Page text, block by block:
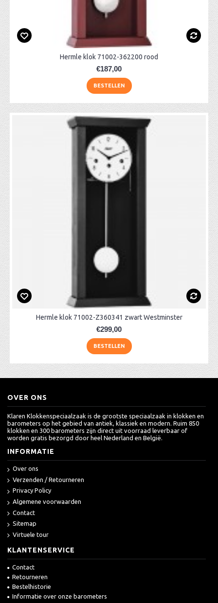
Hermle klok 71002-362200 rood
€187,00
BESTELLEN
Hermle klok 71002-Z360341 zwart Westminster
€299,00
BESTELLEN
OVER ONS
Klaren Klokkenspeciaalzaak is de grootste speciaalzaak in klokken en
barometers op het gebied van antiek, klassiek en modern. Ruim 850
klokken en 300 barometers zijn direct uit voorraad leverbaar of
worden gratis bezorgd door heel Nederland en België.
INFORMATIE
Over ons
Verzenden / Retourneren
Privacy Policy
Algemene voorwaarden
Contact
Sitemap
Virtuele tour
KLANTENSERVICE
Contact
Retourneren
Bestelhistorie
Informatie over onze barometers